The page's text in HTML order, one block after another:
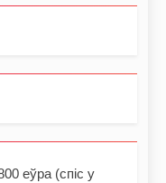
еўра (спіс у